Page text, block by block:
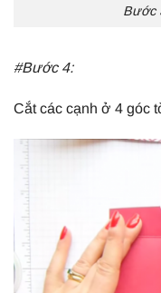
Bước
#Bước 4:
Cắt các cạnh ở 4 góc